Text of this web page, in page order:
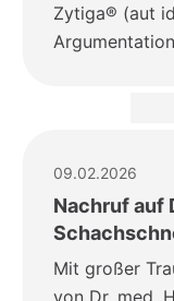
Zytiga® (aut
09.02.2026
Nachruf auf
Mit großer
von Dr. med.